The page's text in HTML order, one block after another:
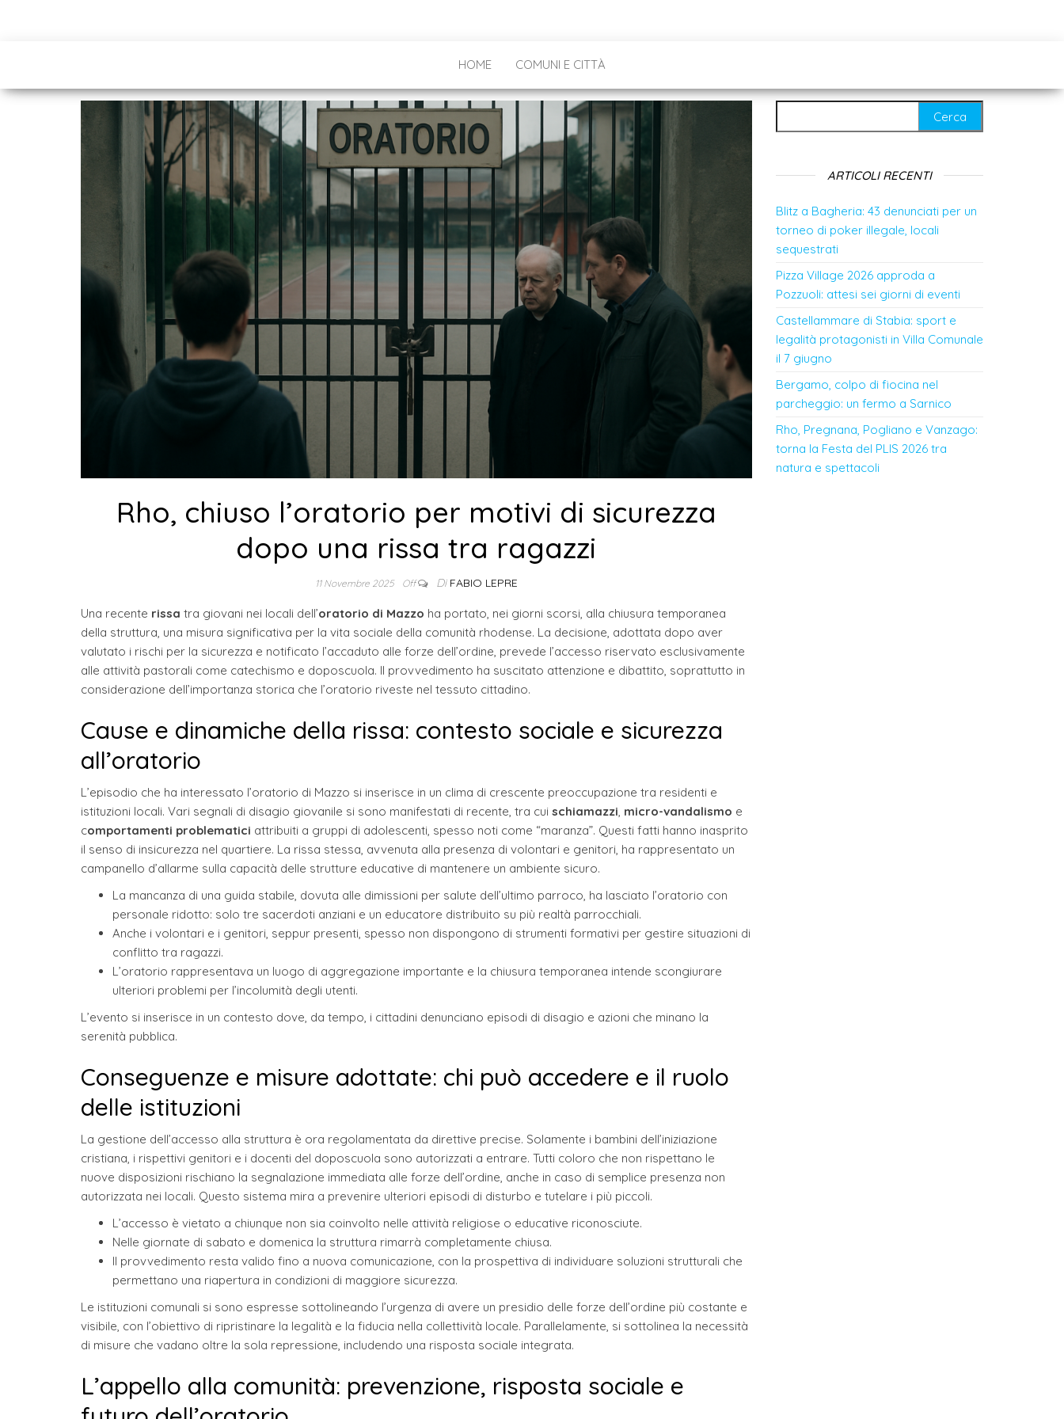
HOME COMUNI E CITTÀ
Rho, chiuso l’oratorio per motivi di sicurezza
dopo una rissa tra ragazzi
11 Novembre 2025 Off Di FABIO LEPRE
Una recente rissa tra giovani nei locali dell’oratorio di Mazzo ha portato, nei giorni scorsi, alla chiusura temporanea
della struttura, una misura significativa per la vita sociale della comunità rhodense. La decisione, adottata dopo aver
valutato i rischi per la sicurezza e notificato l’accaduto alle forze dell’ordine, prevede l’accesso riservato esclusivamente
alle attività pastorali come catechismo e doposcuola. Il provvedimento ha suscitato attenzione e dibattito, soprattutto in
considerazione dell’importanza storica che l’oratorio riveste nel tessuto cittadino.
Cause e dinamiche della rissa: contesto sociale e sicurezza
all’oratorio
L’episodio che ha interessato l’oratorio di Mazzo si inserisce in un clima di crescente preoccupazione tra residenti e
istituzioni locali. Vari segnali di disagio giovanile si sono manifestati di recente, tra cui schiamazzi micro-vandalismo e
comportamenti problematici attribuiti a gruppi di adolescenti, spesso noti come “maranza”. Questi fatti hanno inasprito
il senso di insicurezza nel quartiere. La rissa stessa, avvenuta alla presenza di volontari e genitori, ha rappresentato un
campanello d’allarme sulla capacità delle strutture educative di mantenere un ambiente sicuro.
La mancanza di una guida stabile, dovuta alle dimissioni per salute dell’ultimo parroco, ha lasciato l’oratorio con
personale ridotto: solo tre sacerdoti anziani e un educatore distribuito su più realtà parrocchiali.
Anche i volontari e i genitori, seppur presenti, spesso non dispongono di strumenti formativi per gestire situazioni di
conflitto tra ragazzi.
L’oratorio rappresentava un luogo di aggregazione importante e la chiusura temporanea intende scongiurare
ulteriori problemi per l’incolumità degli utenti.
L’evento si inserisce in un contesto dove, da tempo, i cittadini denunciano episodi di disagio e azioni che minano la
serenità pubblica.
Conseguenze e misure adottate: chi può accedere e il ruolo
delle istituzioni
La gestione dell’accesso alla struttura è ora regolamentata da direttive precise. Solamente i bambini dell’iniziazione
cristiana, i rispettivi genitori e i docenti del doposcuola sono autorizzati a entrare. Tutti coloro che non rispettano le
nuove disposizioni rischiano la segnalazione immediata alle forze dell’ordine, anche in caso di semplice presenza non
autorizzata nei locali. Questo sistema mira a prevenire ulteriori episodi di disturbo e tutelare i più piccoli.
L’accesso è vietato a chiunque non sia coinvolto nelle attività religiose o educative riconosciute.
Nelle giornate di sabato e domenica la struttura rimarrà completamente chiusa.
Il provvedimento resta valido fino a nuova comunicazione, con la prospettiva di individuare soluzioni strutturali che
permettano una riapertura in condizioni di maggiore sicurezza.
Le istituzioni comunali si sono espresse sottolineando l’urgenza di avere un presidio delle forze dell’ordine più costante e
visibile, con l’obiettivo di ripristinare la legalità e la fiducia nella collettività locale. Parallelamente, si sottolinea la necessità
di misure che vadano oltre la sola repressione, includendo una risposta sociale integrata.
L’appello alla comunità: prevenzione, risposta sociale e
ARTICOLI RECENTI
Blitz a Bagheria: 43 denunciati per un
torneo di poker illegale, locali
sequestrati
Pizza Village 2026 approda a
Pozzuoli: attesi sei giorni di eventi
Castellammare di Stabia: sport e
legalità protagonisti in Villa Comunale
il 7 giugno
Bergamo, colpo di fiocina nel
parcheggio: un fermo a Sarnico
Rho, Pregnana, Pogliano e Vanzago:
torna la Festa del PLIS 2026 tra
natura e spettacoli